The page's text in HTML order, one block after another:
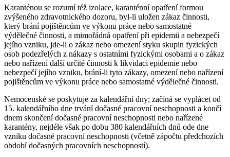
Karanténou se rozumí též izolace, karanténní opatření formou
zvýšeného zdravotnického dozoru, byl-li uložen zákaz činnosti,
který brání pojištěncům ve výkonu práce nebo samostatné
výdělečné činnosti, a mimořádná opatření při epidemii a nebezpečí
jejího vzniku, jde-li o zákaz nebo omezení styku skupin fyzických
osob podezřelých z nákazy s ostatními fyzickými osobami a o zákaz
nebo nařízení další určité činnosti k likvidaci epidemie nebo
nebezpečí jejího vzniku, brání-li tyto zákazy, omezení nebo nařízení
pojištěncům ve výkonu práce nebo samostatné výdělečné činnosti.
Nemocenské se poskytuje za kalendářní dny; začíná se vyplácet od
15. kalendářního dne trvání dočasné pracovní neschopnosti a končí
dnem skončení dočasné pracovní neschopnosti nebo nařízené
karantény, nejdéle však po dobu 380 kalendářních dnů ode dne
vzniku dočasné pracovní neschopnosti (včetně zápočtu předchozích
období dočasných pracovních neschopností).